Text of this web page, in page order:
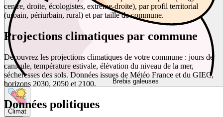
Brebis galeuses
Climat
centre, droite, écologistes, extrême-droite), par profil territorial
(urbain, périurbain, rural) et par taille de commune.
Projections climatiques par commune
Découvrez les projections climatiques de votre commune : jours de
canicule, température estivale, élévation du niveau de la mer,
sécheresses des sols. Données issues de Météo France et du GIEC,
horizons 2030, 2050 et 2100.
Données politiques